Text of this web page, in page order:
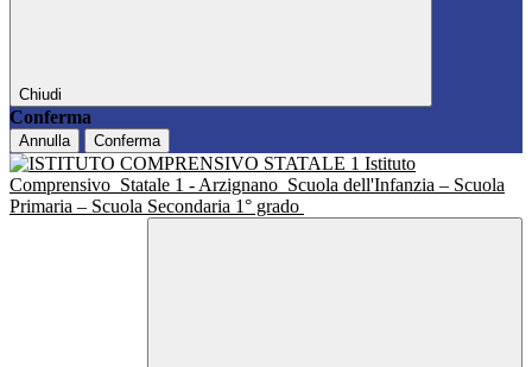
Chiudi
Conferma
Annulla Conferma
Istituto
Comprensivo Statale 1 - Arzignano Scuola dell'Infanzia – Scuola
Primaria – Scuola Secondaria 1° grado